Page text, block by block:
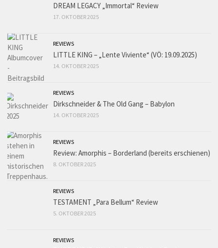
DREAM LEGACY „Immortal“ Review
17. OKTOBER 2025
REVIEWS
LITTLE KING – „Lente Viviente“ (VÖ: 19.09.2025)
14. OKTOBER 2025
REVIEWS
Dirkschneider & The Old Gang – Babylon
14. OKTOBER 2025
REVIEWS
Review: Amorphis – Borderland (bereits erschienen)
8. OKTOBER 2025
REVIEWS
TESTAMENT „Para Bellum“ Review
5. OKTOBER 2025
REVIEWS